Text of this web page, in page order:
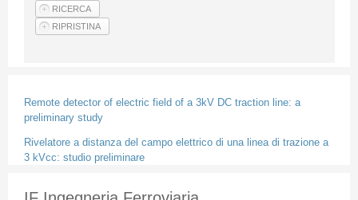
Articoli
Remote detector of electric field of a 3kV DC traction line: a
preliminary study
Rivelatore a distanza del campo elettrico di una linea di trazione a
3 kVcc: studio preliminare